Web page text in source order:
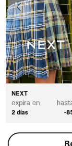
NEXT
expira en
2 días -
Anteriormente